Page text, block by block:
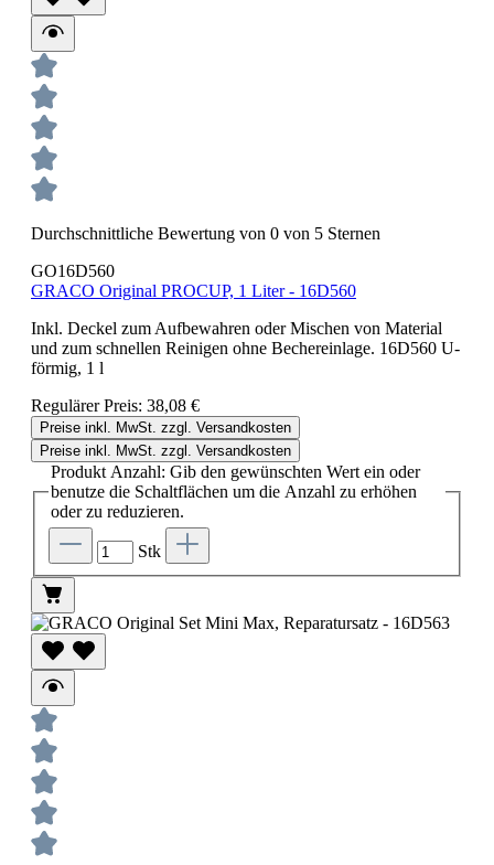
Durchschnittliche Bewertung von 0 von 5 Sternen
GO16D560
GRACO Original PROCUP, 1 Liter - 16D560
Inkl. Deckel zum Aufbewahren oder Mischen von Material
und zum schnellen Reinigen ohne Bechereinlage. 16D560 U-
förmig, 1 l
Regulärer Preis: 38,08 €
Preise inkl. MwSt. zzgl. Versandkosten
Preise inkl. MwSt. zzgl. Versandkosten
Produkt Anzahl: Gib den gewünschten Wert ein oder
benutze die Schaltflächen um die Anzahl zu erhöhen
oder zu reduzieren.
Stk